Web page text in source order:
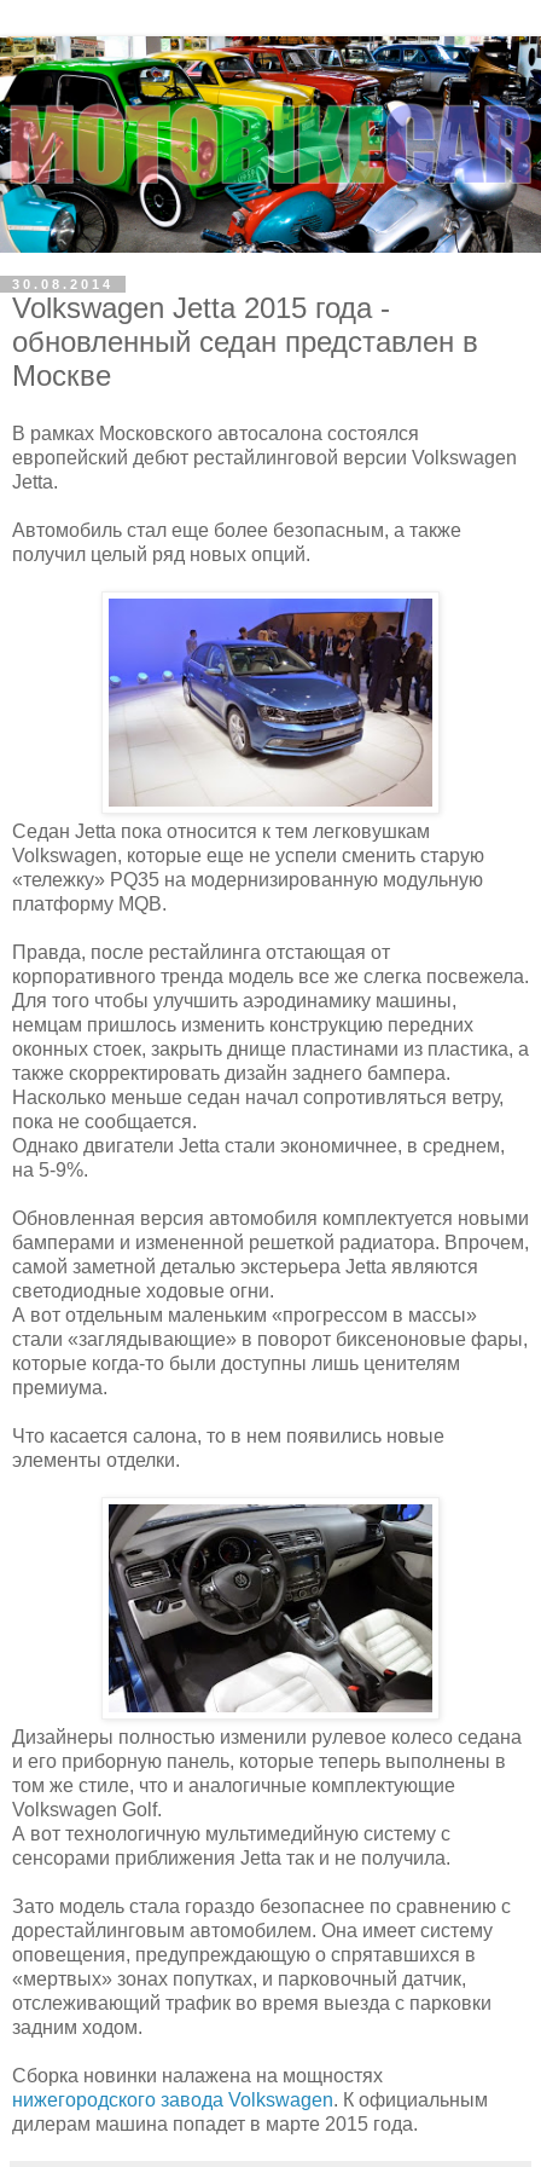
30.08.2014
Volkswagen Jetta 2015 года -
обновленный седан представлен в
Москве
В рамках Московского автосалона состоялся
европейский дебют рестайлинговой версии Volkswagen
Jetta.
Автомобиль стал еще более безопасным, а также
получил целый ряд новых опций.
Седан Jetta пока относится к тем легковушкам
Volkswagen, которые еще не успели сменить старую
«тележку» PQ35 на модернизированную модульную
платформу MQB.
Правда, после рестайлинга отстающая от
корпоративного тренда модель все же слегка посвежела.
Для того чтобы улучшить аэродинамику машины,
немцам пришлось изменить конструкцию передних
оконных стоек, закрыть днище пластинами из пластика, а
также скорректировать дизайн заднего бампера.
Насколько меньше седан начал сопротивляться ветру,
пока не сообщается.
Однако двигатели Jetta стали экономичнее, в среднем,
на 5-9%.
Обновленная версия автомобиля комплектуется новыми
бамперами и измененной решеткой радиатора. Впрочем,
самой заметной деталью экстерьера Jetta являются
светодиодные ходовые огни.
А вот отдельным маленьким «прогрессом в массы»
стали «заглядывающие» в поворот биксеноновые фары,
которые когда-то были доступны лишь ценителям
премиума.
Что касается салона, то в нем появились новые
элементы отделки.
Дизайнеры полностью изменили рулевое колесо седана
и его приборную панель, которые теперь выполнены в
том же стиле, что и аналогичные комплектующие
Volkswagen Golf.
А вот технологичную мультимедийную систему с
сенсорами приближения Jetta так и не получила.
Зато модель стала гораздо безопаснее по сравнению с
дорестайлинговым автомобилем. Она имеет систему
оповещения, предупреждающую о спрятавшихся в
«мертвых» зонах попутках, и парковочный датчик,
отслеживающий трафик во время выезда с парковки
задним ходом.
Сборка новинки налажена на мощностях
нижегородского завода Volkswagen. К официальным
дилерам машина попадет в марте 2015 года.